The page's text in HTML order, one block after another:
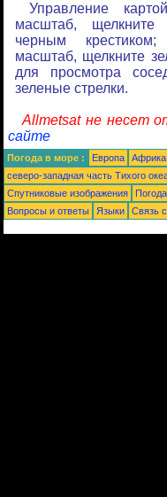
Управление
масштаб,
черным
масштаб, щелкните
для просмотра
зеленые стрелки.
Allmetsat не несет
сайте
Погода в море : Европа Африка
северо-западная часть Tихого
Спутниковые изображения
Вопросы и ответы
Языки Связь